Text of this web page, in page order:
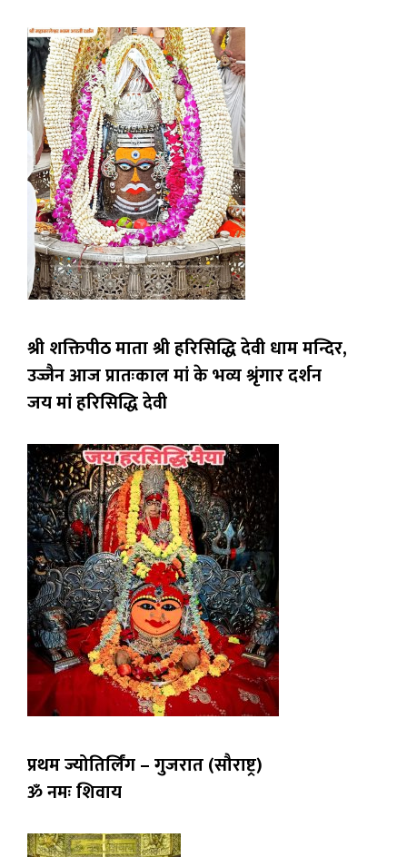
श्री शक्तिपीठ माता श्री हरिसिद्धि देवी धाम मन्दिर,
उज्जैनआज प्रातःकाल मां के भव्य श्रृंगार दर्शन
जय मां हरिसिद्धि देवी
प्रथम ज्योतिर्लिंग – गुजरात (सौराष्ट्र)
ॐ नमः शिवाय